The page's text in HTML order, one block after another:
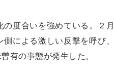
度合いを強めている。２月
による激しい反撃を呼び、
有の事態が発生した。